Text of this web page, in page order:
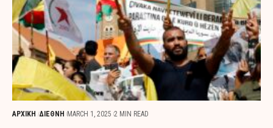
ΑΡΧΙΚΗ ΔΙΕΘΝΗ MARCH 1, 2025 2 MIN READ